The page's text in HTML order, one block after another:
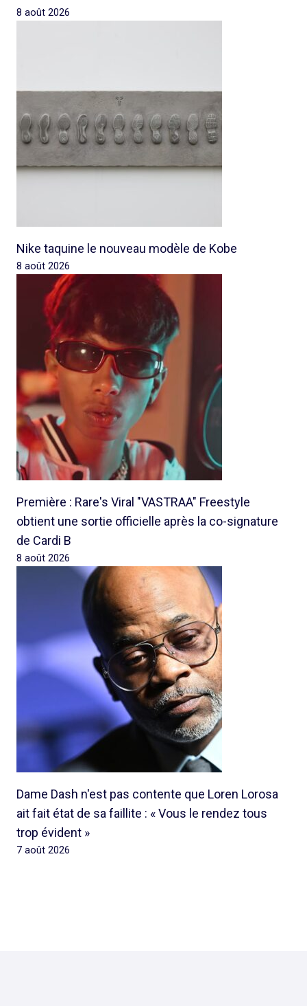
8 août 2026
Nike taquine le nouveau modèle de Kobe
8 août 2026
Première : Rare's Viral "VASTRAA" Freestyle
obtient une sortie officielle après la co-signature
de Cardi B
8 août 2026
Dame Dash n'est pas contente que Loren Lorosa
ait fait état de sa faillite : « Vous le rendez tous
trop évident »
7 août 2026